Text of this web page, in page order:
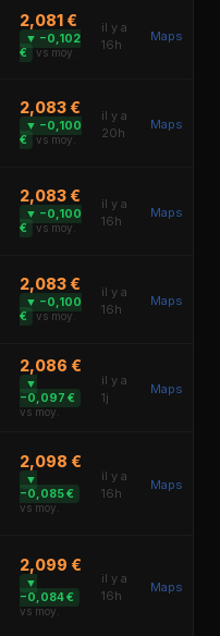
2,081 €
▼ −0,102
€
vs moy.
il y a
16h
Maps
2,083 €
▼ −0,100
€
vs moy.
il y a
20h
Maps
2,083 €
▼ −0,100
€
vs moy.
il y a
16h
Maps
2,083 €
▼ −0,100
€
vs moy.
il y a
16h
Maps
2,086 €
▼
−0,097 €
vs moy.
il y a
1j
Maps
2,098 €
▼
−0,085 €
vs moy.
il y a
16h
Maps
2,099 €
▼
−0,084 €
vs moy.
il y a
16h
Maps